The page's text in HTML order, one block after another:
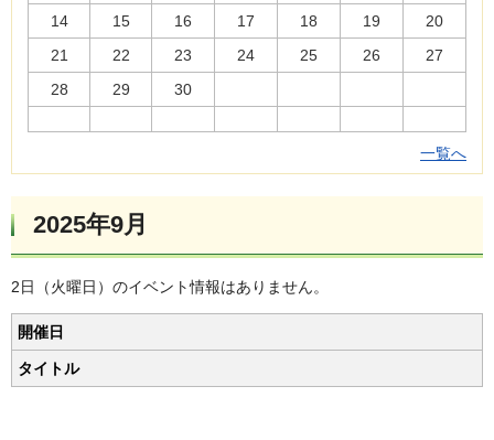
14
15 16 17 18 19
20
21
22 23 24 25 26
27
28
29 30
一覧へ
2025年9月
2日（火曜日）のイベント情報はありません。
開催日
タイトル